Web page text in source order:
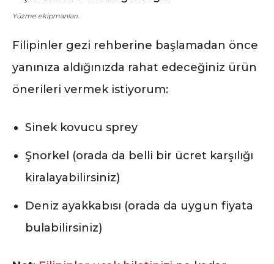
Yüzme ekipmanları.
Filipinler gezi rehberine başlamadan önce
yanınıza aldığınızda rahat edeceğiniz ürün
önerileri vermek istiyorum:
Sinek kovucu sprey
Şnorkel (orada da belli bir ücret karşılığı
kiralayabilirsiniz)
Deniz ayakkabısı (orada da uygun fiyata
bulabilirsiniz)